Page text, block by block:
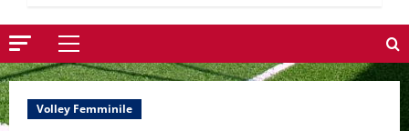
Menu
principale
Volley Femminile